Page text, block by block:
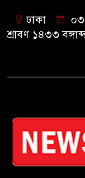
ঢাকা
শ্রাবণ ১৪৩৩ বঙ্গাব্দ